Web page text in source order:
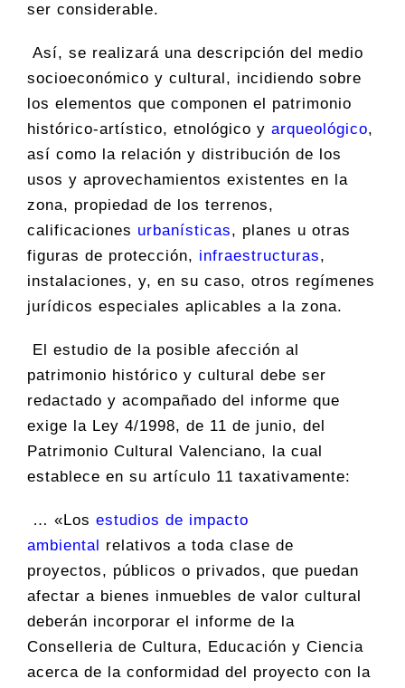
ser considerable.
Así, se realizará una descripción del medio
socioeconómico y cultural, incidiendo sobre
los elementos que componen el patrimonio
histórico-artístico, etnológico y arqueológico,
así como la relación y distribución de los
usos y aprovechamientos existentes en la
zona, propiedad de los terrenos,
calificaciones urbanísticas, planes u otras
figuras de protección, infraestructuras,
instalaciones, y, en su caso, otros regímenes
jurídicos especiales aplicables a la zona.
El estudio de la posible afección al
patrimonio histórico y cultural debe ser
redactado y acompañado del informe que
exige la Ley 4/1998, de 11 de junio, del
Patrimonio Cultural Valenciano, la cual
establece en su artículo 11 taxativamente:
… «Los estudios de impacto
ambiental
relativos a toda clase de
proyectos, públicos o privados, que puedan
afectar a bienes inmuebles de valor cultural
deberán incorporar el informe de la
Conselleria de Cultura, Educación y Ciencia
acerca de la conformidad del proyecto con la